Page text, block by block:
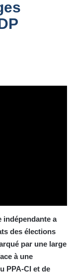
indépendante a
des élections
par une large
à une
PPA-CI et de